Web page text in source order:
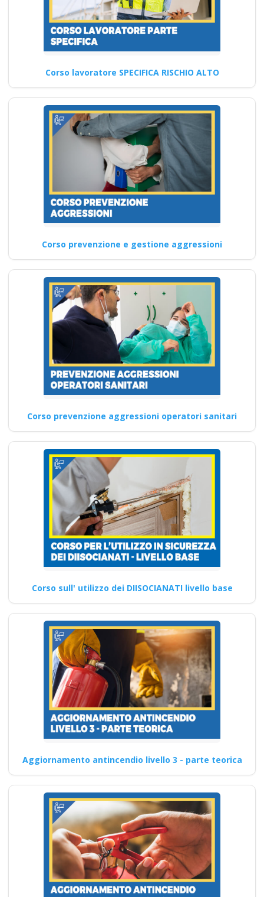
Corso lavoratore SPECIFICA RISCHIO ALTO
Corso prevenzione e gestione aggressioni
Corso prevenzione aggressioni operatori sanitari
Corso sull' utilizzo dei DIISOCIANATI livello base
Aggiornamento antincendio livello 3 - parte teorica